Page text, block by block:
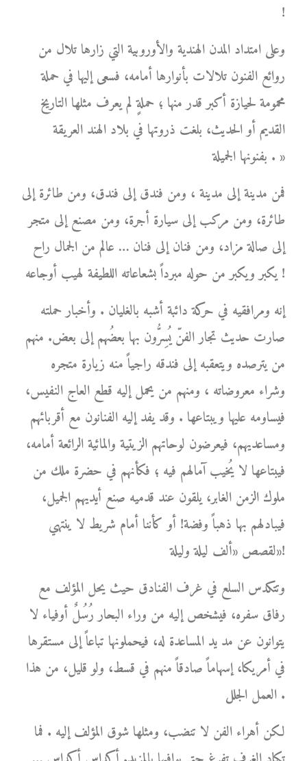
!
وعلى امتداد المدن الهندية والأوروبية التي زارها تلال من
روائع الفنون تلالات بأنوارها أمامه، فسعى إليها في حملة
محمومة لحيازة أكبر قدر منها ؛ حملةٍ لم يعرف مثلها التاريخ
القديم أو الحديث، بلغت ذروتها في بلاد الهند العريقة
بفنونها الجميلة . »
فمن مدينة إلى مدينة ، ومن فندق إلى فندق، ومن طائرة إلى
طائرة، ومن مركب إلى سيارة أجرة، ومن مصنع إلى متجر
إلى صالة مزاد، ومن فنان إلى فنان … عالم من الجمال راح
يكبر ويكبر من حوله مبرداً بشعاعاته اللطيفة لهيب أوجاعه !
إنه ومرافقيه في حركة دائبة أشبه بالغليان . وأخبار حملته
صارت حديث تجار الفنّ يُسِرُّون بها بعضُهم إلى بعض. منهم
من يترصده ويتعقبه إلى فندقه راجياً منه زيارة متجره
وشراء معروضاته ، ومنهم من يحمل إليه قطع العاج النفيس،
فيساومه عليها ويبتاعها . وقد يفد إليه الفنانون مع أقربائهم
ومساعديهم، فيعرضون لوحاتهم الزيتية والمائية الرائعة أمامه،
فيبتاعها لا يُخيب آمالهم فيه ؛ فكأنهم في حضرة ملك من
ملوك الزمن الغابر، يلقون عند قدميه صنع أيديهم الجميل،
فيبادلهم بها ذهباً وفضة! أو كأننا أمام شريط لا ينتهي
لقصص «ألف ليلة وليلة»!
وتتكدس السلع في غرف الفنادق حيث يحل المؤلف مع
رفاق سفره، فيشخص إليه من وراء البحار رُسُلٌ أوفياء لا
يتوانون عن مد يد المساعدة له، فيحملونها تباعاً إلى مستقرها
في أمريكا، إسهاماً صادقاً منهم في قسط، ولو قليل، من هذا
العمل الجلل .
لكن أهراء الفن لا تنضب، ومثلها شوق المؤلف إليه . فما